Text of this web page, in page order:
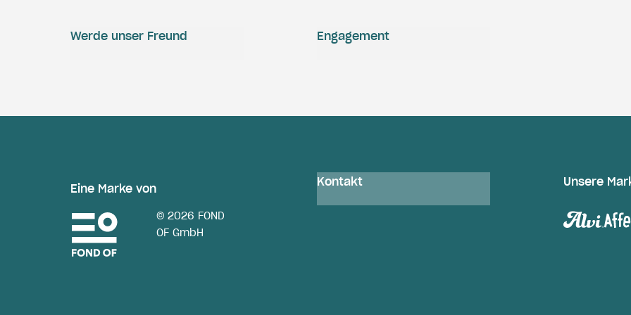
Engagement
Werde unser Freund
Eine Marke von
© 2026 FOND
OF GmbH
Kontakt Unsere